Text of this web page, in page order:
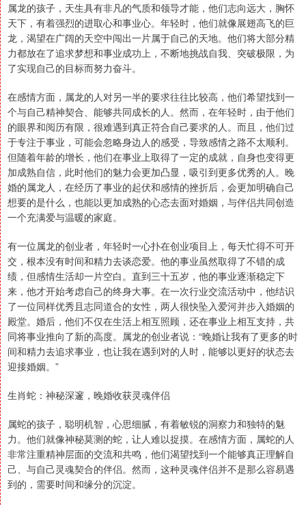
属龙的孩子，天生具有非凡的气质和领导才能，他们志向远大，胸怀
天下，有着强烈的进取心和事业心。年轻时，他们就像展翅高飞的巨
龙，渴望在广阔的天空中闯出一片属于自己的天地。他们将大部分精
力都放在了追求梦想和事业成功上，不断地挑战自我、突破极限，为
了实现自己的目标而努力奋斗。
在感情方面，属龙的人对另一半的要求往往比较高，他们希望找到一
个与自己精神契合、能够共同成长的人。然而，在年轻时，由于他们
的眼界和阅历有限，很难遇到真正符合自己要求的人。而且，他们过
于专注于事业，可能会忽略身边人的感受，导致感情之路不太顺利。
但随着年龄的增长，他们在事业上取得了一定的成就，自身也变得更
加成熟自信，此时他们的魅力会更加凸显，吸引到更多优秀的人。晚
婚的属龙人，在经历了事业的起伏和感情的挫折后，会更加明确自己
想要的是什么，也能以更加成熟的心态去面对婚姻，与伴侣共同创造
一个充满爱与温暖的家庭。
有一位属龙的创业者，年轻时一心扑在创业项目上，每天忙得不可开
交，根本没有时间和精力去谈恋爱。他的事业虽然取得了不错的成
绩，但感情生活却一片空白。直到三十五岁，他的事业逐渐稳定下
来，他才开始考虑自己的终身大事。在一次行业交流活动中，他结识
了一位同样优秀且志同道合的女性，两人很快坠入爱河并步入婚姻的
殿堂。婚后，他们不仅在生活上相互照顾，还在事业上相互支持，共
同将事业推向了新的高度。属龙的创业者说：“晚婚让我有了更多的时
间和精力去追求事业，也让我在遇到对的人时，能够以更好的状态去
迎接婚姻。”
生肖蛇：神秘深邃，晚婚收获灵魂伴侣
属蛇的孩子，聪明机智，心思细腻，有着敏锐的洞察力和独特的魅
力。他们就像神秘莫测的蛇，让人难以捉摸。在感情方面，属蛇的人
非常注重精神层面的交流和共鸣，他们渴望找到一个能够真正理解自
己、与自己灵魂契合的伴侣。然而，这种灵魂伴侣并不是那么容易遇
到的，需要时间和缘分的沉淀。